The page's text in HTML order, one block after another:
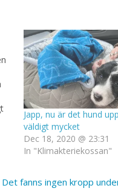
Japp, nu är det hund
väldigt mycket
Dec 18, 2020 @ 23:31
In "Klimakteriekossan"
Det fanns ingen kropp